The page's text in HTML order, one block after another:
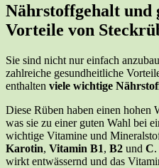
Nährstoffgehalt und
Vorteile von
Sie sind nicht nur einfach
zahlreiche gesundheitliche
enthalten viele wichtige
Diese Rüben haben einen hohen
was sie zu einer guten Wahl bei
wichtige Vitamine und
Karotin, Vitamin B1, B2 und C
wirkt entwässernd und das